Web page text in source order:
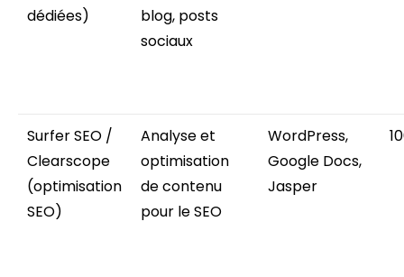
dédiées)
blog, posts
sociaux
Surfer SEO /
Clearscope
(optimisation
SEO)
Analyse et
optimisation
de contenu
pour le SEO
WordPress,
Google Docs,
Jasper